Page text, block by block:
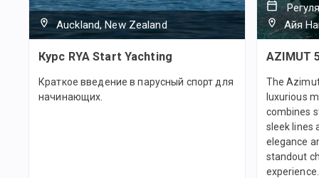
Auckland, New Zealand
Курс RYA Start Yachting
Краткое введение в парусный спорт для
начинающих.
Айя
AZIMUT
The
luxurious
combines
sleek lines
elegance
standout
experience.